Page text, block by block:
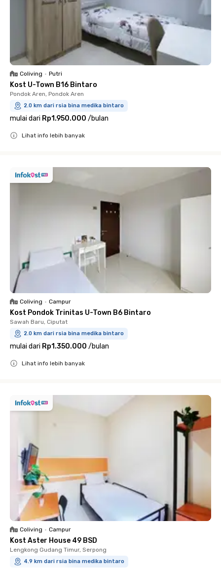
Coliving • Putri
Kost U-Town B16 Bintaro
Pondok Aren, Pondok Aren
2.0 km dari rsia bina medika bintaro
mulai dari Rp1.950.000 /bulan
Lihat info lebih banyak
Coliving • Campur
Kost Pondok Trinitas U-Town B6 Bintaro
Sawah Baru, Ciputat
2.0 km dari rsia bina medika bintaro
mulai dari Rp1.350.000 /bulan
Lihat info lebih banyak
Coliving • Campur
Kost Aster House 49 BSD
Lengkong Gudang Timur, Serpong
4.9 km dari rsia bina medika bintaro